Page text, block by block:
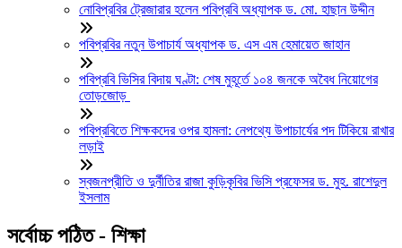
নোবিপ্রবির ট্রেজারার হলেন পবিপ্রবি অধ্যাপক ড. মো. হাছান উদ্দীন
পবিপ্রবির নতুন উপাচার্য অধ্যাপক ড. এস এম হেমায়েত জাহান
পবিপ্রবি ভিসির বিদায় ঘণ্টা: শেষ মুহূর্তে ১০৪ জনকে অবৈধ নিয়োগের
তোড়জোড়
পবিপ্রবিতে শিক্ষকদের ওপর হামলা: নেপথ্যে উপাচার্যের পদ টিকিয়ে রাখার
লড়াই
স্বজনপ্রীতি ও দুর্নীতির রাজা কুড়িকৃবির ভিসি প্রফেসর ড. মুহ. রাশেদুল
ইসলাম
সর্বোচ্চ পঠিত - শিক্ষা